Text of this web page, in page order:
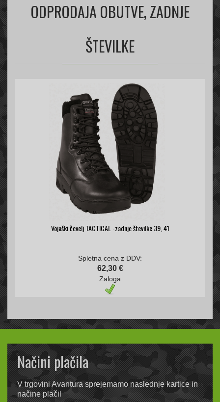
ODPRODAJA OBUTVE, ZADNJE
ŠTEVILKE
Vojaški čevelj TACTICAL -zadnje številke 39, 41
Spletna cena z DDV:
62,30 €
Zaloga
Načini plačila
V trgovini Avantura sprejemamo naslednje kartice in
načine plačil